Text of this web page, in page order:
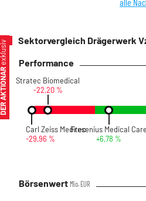
Sektorvergleich Drägerwerk
Performance
Carl Zeiss Meditec
-29,96 %
Stratec Biomedical
-22,20 %
Fresenius Medical Care
+6,78 %
Börsenwert Mio. EUR